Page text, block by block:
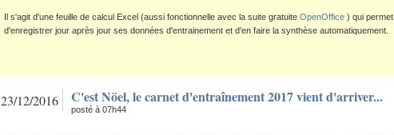
Il s'agit d'une feuille de calcul Excel (aussi fonctionnelle avec la suite gratuite OpenOffice ) qui permet
d'enregistrer jour après jour ses données d'entrainement et d'en faire la synthèse automatiquement.
23/12/2016 C'est Nöel, le carnet d'entraînement 2017 vient d'arriver...
posté à 07h44